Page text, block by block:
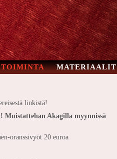
TOIMINTA MATERIAALIT
linkistä!
Muistattehan Akagilla myynnissä
oranssivyöt 20 euroa